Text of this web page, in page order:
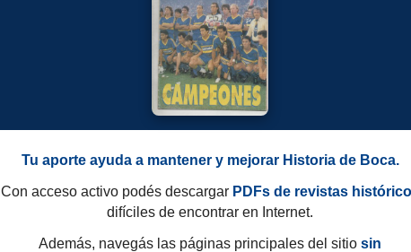
Tu aporte ayuda a mantener y mejorar Historia de Boca.
Con acceso activo podés descargar PDFs de revistas
difíciles de encontrar en Internet.
Además, navegás las páginas principales del sitio sin